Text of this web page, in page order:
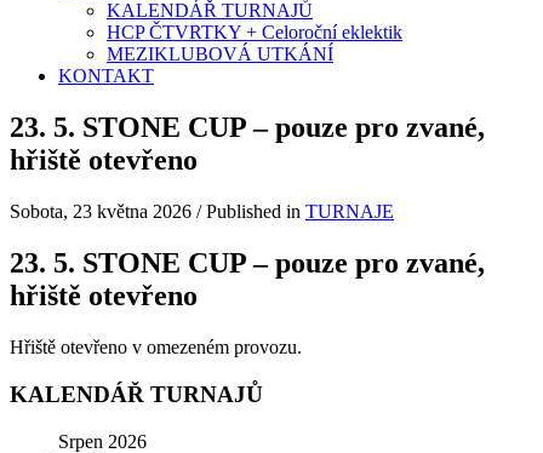
KALENDÁŘ TURNAJŮ
HCP ČTVRTKY + Celoroční eklektik
MEZIKLUBOVÁ UTKÁNÍ
KONTAKT
23. 5. STONE CUP – pouze pro zvané,
hřiště otevřeno
Sobota, 23 května 2026 /Published in TURNAJE
23. 5. STONE CUP – pouze pro zvané,
hřiště otevřeno
Hřiště otevřeno v omezeném provozu.
KALENDÁŘ TURNAJŮ
Srpen 2026